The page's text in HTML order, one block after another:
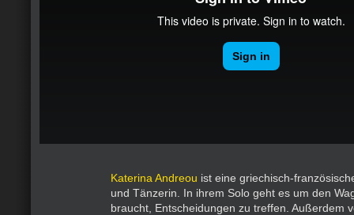
Katerina Andreou ist eine griechisch-
und Tänzerin. In ihrem Solo geht es um den
braucht, Entscheidungen zu treffen. Außerdem